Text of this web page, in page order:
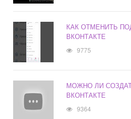
КАК ОТМЕНИТЬ
ВКОНТАКТЕ
9775
МОЖНО ЛИ
ВКОНТАКТЕ
9364